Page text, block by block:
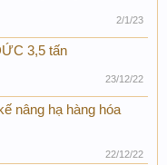
2/1/23
3,5 tấn
23/12/22
nâng hạ hàng hóa
22/12/22